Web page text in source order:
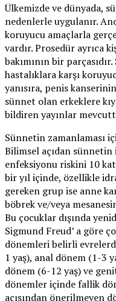
Ülkemizde ve dünyada,
nedenlerle uygulanır.
koruyucu amaçlarla
vardır. Prosedür ayrıca
bakımının bir
hastalıklara karşı
yanısıra, penis
sünnet olan erkeklere
bildiren yayınlar
Sünnetin zamanlaması
Bilimsel açıdan
enfeksiyonu riskini 10
bir yıl içinde, özellikle
gereken grup ise anne
böbrek ve/veya
Bu çocuklar dışında
Sigmund Freud’ a göre
dönemleri belirli
1 yaş), anal dönem (1-3
dönem (6-12 yaş) ve
dönemler içinde fallik
açısından önerilmeyen